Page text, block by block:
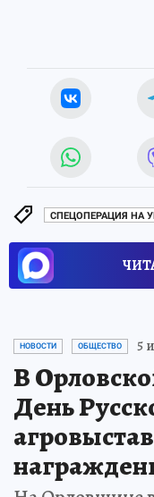
СПЕЦОПЕРАЦИЯ НА
НОВОСТИ ОБЩЕСТВО 5
В
День